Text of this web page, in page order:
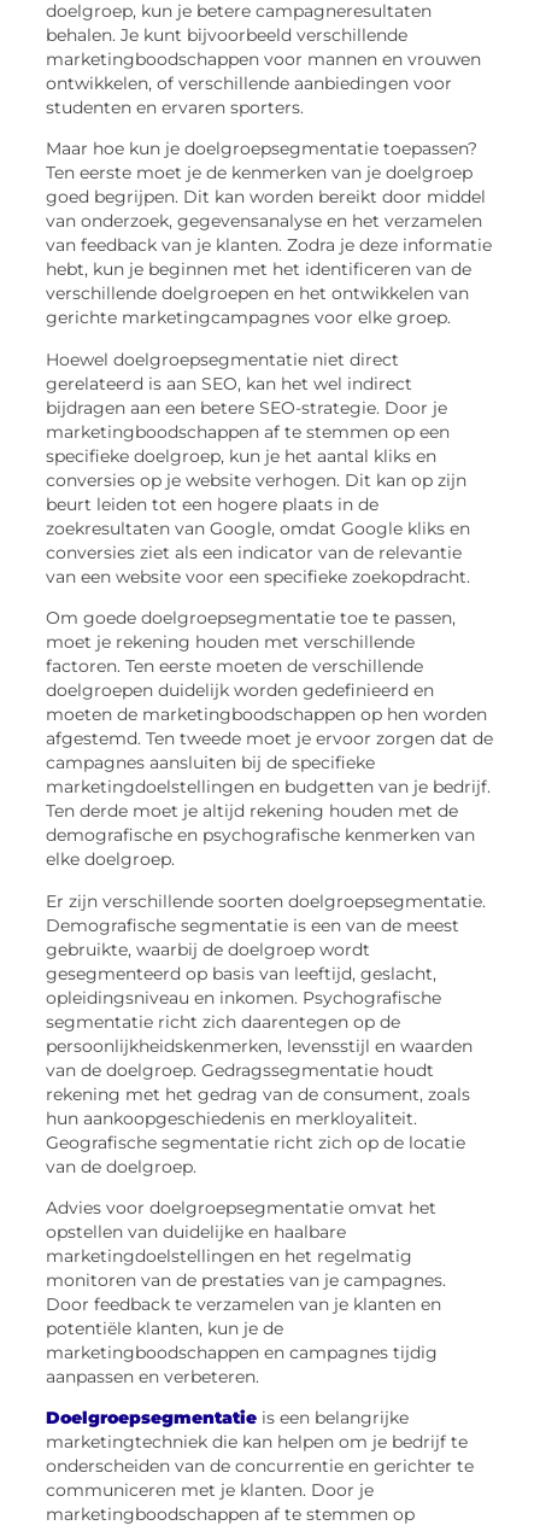
doelgroep, kun je betere campagneresultaten
behalen. Je kunt bijvoorbeeld verschillende
marketingboodschappen voor mannen en vrouwen
ontwikkelen, of verschillende aanbiedingen voor
studenten en ervaren sporters.
Maar hoe kun je doelgroepsegmentatie toepassen?
Ten eerste moet je de kenmerken van je doelgroep
goed begrijpen. Dit kan worden bereikt door middel
van onderzoek, gegevensanalyse en het verzamelen
van feedback van je klanten. Zodra je deze informatie
hebt, kun je beginnen met het identificeren van de
verschillende doelgroepen en het ontwikkelen van
gerichte marketingcampagnes voor elke groep.
Hoewel doelgroepsegmentatie niet direct
gerelateerd is aan SEO, kan het wel indirect
bijdragen aan een betere SEO-strategie. Door je
marketingboodschappen af te stemmen op een
specifieke doelgroep, kun je het aantal kliks en
conversies op je website verhogen. Dit kan op zijn
beurt leiden tot een hogere plaats in de
zoekresultaten van Google, omdat Google kliks en
conversies ziet als een indicator van de relevantie
van een website voor een specifieke zoekopdracht.
Om goede doelgroepsegmentatie toe te passen,
moet je rekening houden met verschillende
factoren. Ten eerste moeten de verschillende
doelgroepen duidelijk worden gedefinieerd en
moeten de marketingboodschappen op hen worden
afgestemd. Ten tweede moet je ervoor zorgen dat de
campagnes aansluiten bij de specifieke
marketingdoelstellingen en budgetten van je bedrijf.
Ten derde moet je altijd rekening houden met de
demografische en psychografische kenmerken van
elke doelgroep.
Er zijn verschillende soorten doelgroepsegmentatie.
Demografische segmentatie is een van de meest
gebruikte, waarbij de doelgroep wordt
gesegmenteerd op basis van leeftijd, geslacht,
opleidingsniveau en inkomen. Psychografische
segmentatie richt zich daarentegen op de
persoonlijkheidskenmerken, levensstijl en waarden
van de doelgroep. Gedragssegmentatie houdt
rekening met het gedrag van de consument, zoals
hun aankoopgeschiedenis en merkloyaliteit.
Geografische segmentatie richt zich op de locatie
van de doelgroep.
Advies voor doelgroepsegmentatie omvat het
opstellen van duidelijke en haalbare
marketingdoelstellingen en het regelmatig
monitoren van de prestaties van je campagnes.
Door feedback te verzamelen van je klanten en
potentiële klanten, kun je de
marketingboodschappen en campagnes tijdig
aanpassen en verbeteren.
Doelgroepsegmentatie is een belangrijke
marketingtechniek die kan helpen om je bedrijf te
onderscheiden van de concurrentie en gerichter te
communiceren met je klanten. Door je
marketingboodschappen af te stemmen op